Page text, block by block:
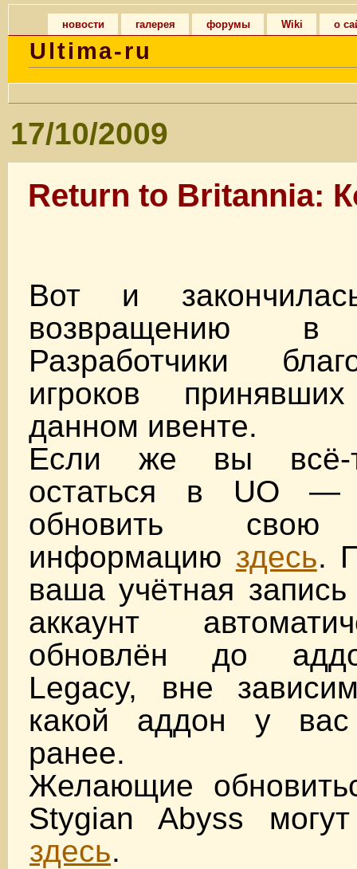
новости галерея форумы Wiki о
Ultima-ru
17/10/2009
Return to Britannia:
Вот и
возвращению в
Разработчики
игроков
данном ивенте.
Если же вы всё-
остаться в UO —
обновить свою
информацию здесь.
ваша учётная запись
аккаунт
обновлён до
Legacy, вне
какой аддон у
ранее.
Желающие
Stygian Abyss
здесь.